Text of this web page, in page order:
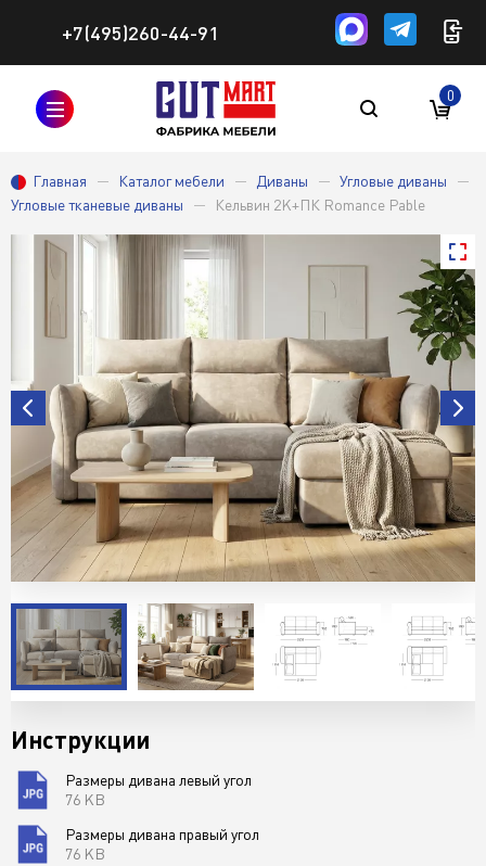
+7(495)260-44-91
0
Главная Каталог мебели Диваны
Угловые диваны
Угловые тканевые диваны
Кельвин 2K+ПК Romance Pable
Инструкции
Размеры дивана левый угол
76 KB
Размеры дивана правый угол
76 KB